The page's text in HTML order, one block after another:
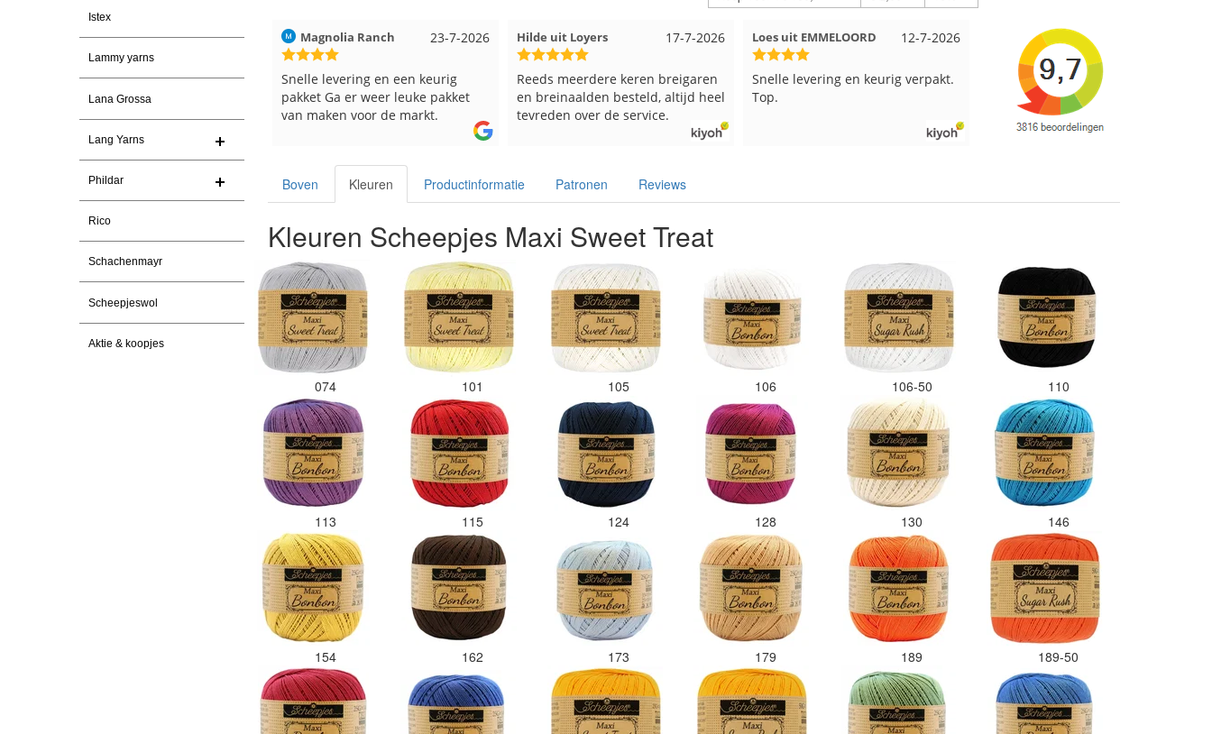
Istex
Lammy yarns
Lana Grossa
Lang Yarns
Phildar
Rico
Schachenmayr
Scheepjeswol
Aktie & koopjes
23-7-2026
Magnolia Ranch
Snelle levering en een keurig
pakket Ga er weer leuke pakket
17-7-2026
Hilde uit Loyers
Reeds meerdere keren breigaren
en breinaalden besteld, altijd heel
tevreden over de service.
12-7-2026
Loes uit EMMELOORD
Snelle levering en keurig verpakt.
Top.
12-7-2026
Nell uit Beuningen
Goed verpakt en snelgeleverd
Wendy uit Amsterdam
Ruime keus aan viltwol, mooie
kleuren en goede kwaliteit. Snel
verzonden. Enigste wat ik een
beetje jammer vind is dat alles los
los in een doos gestopt. Geen
welke bol hoort. Had ook 3x 50
gram zwart besteld maar door de
andere bollen zitten er nu
verschillende kleuren vezels in
het zwart. Dat vind ik erg jammer.
Als ik nu wil nabestellen moet ik
maar hopen dat ik de juiste
kleurcode bij de juiste bol heb
gedaan. Misschien een tip om de
kleuren apart in te pakken met
een sticker welke kleur het is?
Desondanks zou ik deze shop
zeker wel aanbevelen wat betreft
de viltwol. Goede prijs/kwaliteit
verhouding.
Boven Kleuren Productinformatie Patronen Reviews
Kleuren Scheepjes Maxi Sweet Treat
074 101 105 106 106-50 110
113 115 124 128 130 146
154 162 173 179 189 189-50